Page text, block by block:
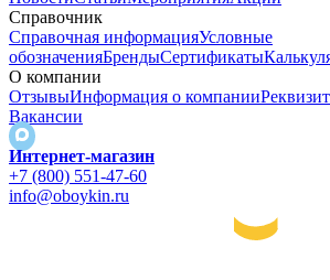
Справочник
Справочная информацияУсловные
обозначенияБрендыСертификаты
О компании
ОтзывыИнформация о компании
Вакансии
Интернет-магазин
+7 (800) 551-47-60
info@oboykin.ru